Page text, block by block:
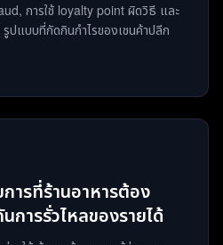
การใช้ loyalty point ผิดวิธี และ
แบบที่กัดกินกำไรของเชนค้าปลีก
ารที่ร้านอาหารต้อง
ารรั่วไหลของรายได้